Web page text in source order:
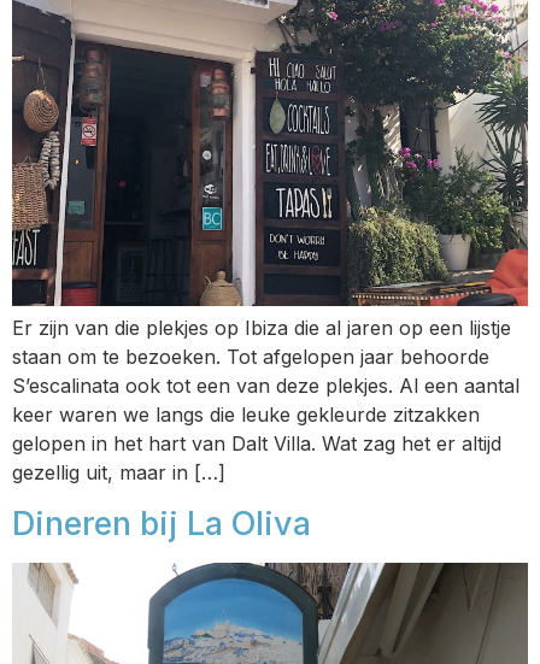
Er zijn van die plekjes op Ibiza die al jaren op een lijstje
staan om te bezoeken. Tot afgelopen jaar behoorde
S’escalinata ook tot een van deze plekjes. Al een aantal
keer waren we langs die leuke gekleurde zitzakken
gelopen in het hart van Dalt Villa. Wat zag het er altijd
gezellig uit, maar in […]
Dineren bij La Oliva